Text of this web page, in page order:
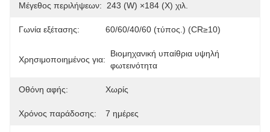
Μέγεθος περιλήψεων: 243 (W) ×184 (Χ) χιλ.
Γωνία εξέτασης: 60/60/40/60 (τύπος.) (CR≥10)
Χρησιμοποιημένος για:
Βιομηχανική υπαίθρια υψηλή
φωτεινότητα
Οθόνη αφής: Χωρίς
Χρόνος παράδοσης: 7 ημέρες